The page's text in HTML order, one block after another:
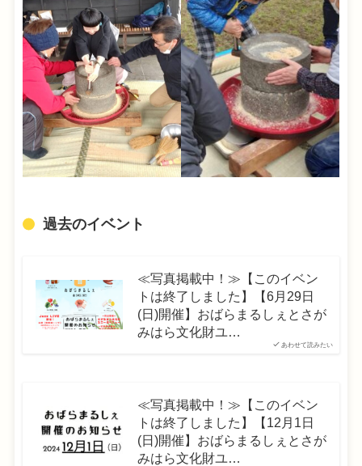
過去のイベント
あわせて読みたい
≪写真掲載中！≫【このイベン
トは終了しました】【6月29日
(日)開催】おばらまるしぇとさが
みはら文化財ユ…
≪写真掲載中！≫【このイベン
トは終了しました】【12月1日
(日)開催】おばらまるしぇとさが
みはら文化財ユ…